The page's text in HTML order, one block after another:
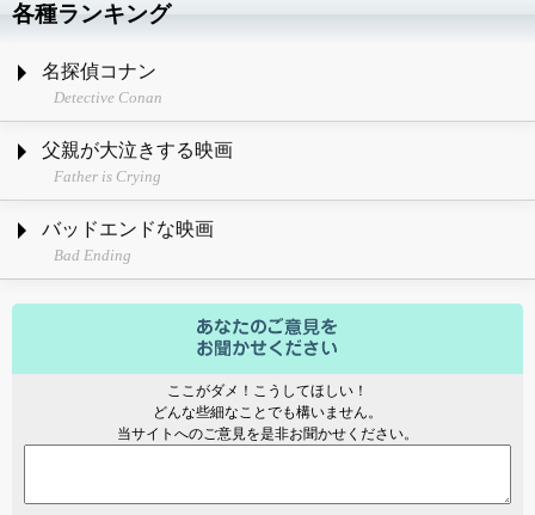
各種ランキング
名探偵コナン
Detective Conan
父親が大泣きする映画
Father is Crying
バッドエンドな映画
Bad Ending
ここがダメ！こうしてほしい！
どんな些細なことでも構いません。
当サイトへのご意見を是非お聞かせください。